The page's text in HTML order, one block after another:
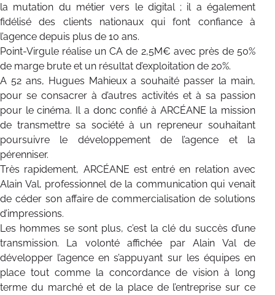
la mutation du métier vers le digital ; il a également
fidélisé des clients nationaux qui font confiance à
l’agence depuis plus de 10 ans.
Point-Virgule réalise un CA de 2,5M€ avec près de 50%
de marge brute et un résultat d’exploitation de 20%.
A 52 ans, Hugues Mahieux a souhaité passer la main,
pour se consacrer à d’autres activités et à sa passion
pour le cinéma. Il a donc confié à ARCÉANE la mission
de transmettre sa société à un repreneur souhaitant
poursuivre le développement de l’agence et la
pérenniser.
Très rapidement, ARCÉANE est entré en relation avec
Alain Val, professionnel de la communication qui venait
de céder son affaire de commercialisation de solutions
d’impressions.
Les hommes se sont plus, c’est la clé du succès d’une
transmission. La volonté affichée par Alain Val de
développer l’agence en s’appuyant sur les équipes en
place tout comme la concordance de vision à long
terme du marché et de la place de l’entreprise sur ce